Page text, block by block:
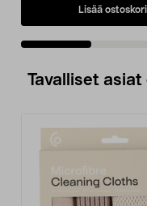
Lisää
Tavalliset